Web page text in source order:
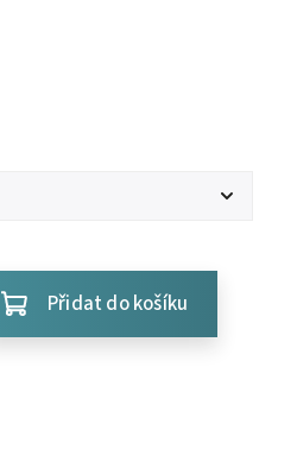
Přidat do košíku